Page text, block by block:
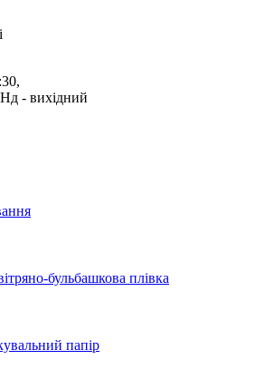
- вихідний
бульбашкова плівка
папір